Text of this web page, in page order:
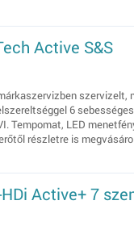
Active S&S
szervizelt,
6
Tempomat, LED
részletre is
Active+ 7